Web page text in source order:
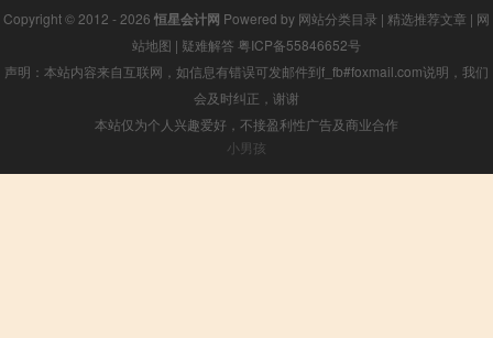
Copyright © 2012 - 2026 恒星会计网 Powered by 网站分类目录 | 精选推荐文章 | 网
站地图 | 疑难解答 粤ICP备55846652号
声明：本站内容来自互联网，如信息有错误可发邮件到f_fb#foxmail.com说明，我们
会及时纠正，谢谢
本站仅为个人兴趣爱好，不接盈利性广告及商业合作
小男孩